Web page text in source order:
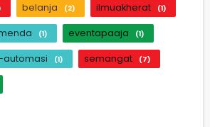
belanja (2) ilmuakherat (1)
(1) eventapaaja (1)
(1) semangat (7)